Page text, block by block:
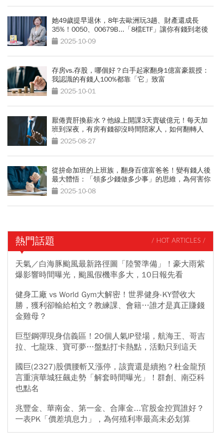
她49歲提早退休，8年去歐洲玩3趟、財產還成長
35%！0050、00679B...「8檔ETF」讓你有錢到老後
2025-10-09
存房vs.存股，哪個好？白手起家翻身1億富豪親授：
我認識的有錢人100%都靠「它」致富
2025-10-01
厭倦賣肝換薪水？他線上開課3天賣破億元！每天加
班到深夜，有房有錢卻沒時間陪家人，如何翻轉人
生？2025-08-27
從拚命加班的上班族，翻身百億富爸爸！變有錢人後
最大體悟：「領多少錢做多少事」的思維，為何害你
變窮？
2025-10-08
熱門話題 / HOT ARTICLES /
天氣／白海豚颱風最新路徑圖「陸警準備」！豪大雨紫
爆影響時間曝光，颱風假機率多大，10日報先看
健身工廠 vs World Gym大解密！世界健身-KY營收大
勝，獲利卻輸給柏文？教練課、會籍…誰才是真正賺錢
金雞母？
巨型鋼彈現身信義區！20個人氣IP登場，航海王、哥吉
拉、七龍珠、寶可夢…盤點打卡熱點，活動只到這天
國巨(2327)股價腰斬又漲停，該賣還是續抱？杜金龍預
言重演華城狂飆走勢「解套時間曝光」！群創、南亞科
也點名
兆豐金、華南金、第一金、合庫金...官股金控買誰好？
一表PK「價差填息力」，為何殖利率最高未必划算